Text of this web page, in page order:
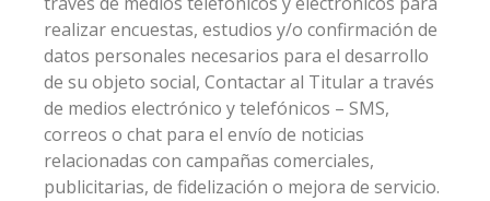
realizar encuestas, estudios y/o confirmación de
datos personales necesarios para el desarrollo
de su objeto social, Contactar al Titular a través
de medios electrónico y telefónicos – SMS,
correos o chat para el envío de noticias
relacionadas con campañas comerciales,
publicitarias, de fidelización o mejora de servicio.